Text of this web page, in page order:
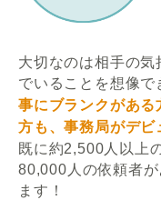
大切なのは相手の
でいることを想像で
事にブランクがある
方も、事務局がデビ
既に約2,500人以上
80,000人の依頼者
ます！